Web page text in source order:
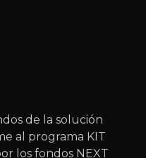
de la solución
al programa KIT
los fondos NEXT